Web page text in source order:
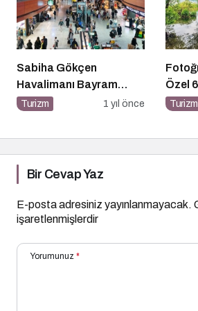
Sabiha Gökçen
Havalimanı Bayram
Yoğunluğuna Hazır!
Turizm 1 yıl önce
Özel
Turizm
Bir Cevap Yaz
E-posta adresiniz yayınlanmayacak.
işaretlenmişlerdir
Yorumunuz *